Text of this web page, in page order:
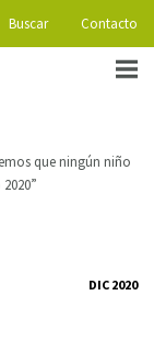
Buscar Contacto
que ningún niño
DIC 2020